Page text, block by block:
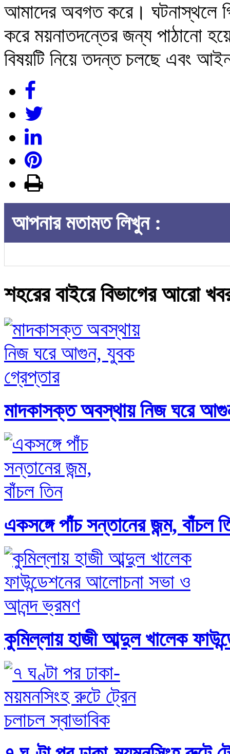
আমাদের অবগত করে। ঘটনাস্থলে
করে ময়নাতদন্তের জন্য পাঠানো
বিষয়টি নিয়ে তদন্ত চলছে এবং
আপনার মতামত লিখুন :
শহরের বাইরে বিভাগের আরো
মাদকাসক্ত অবস্থায় নিজ ঘরে
একসঙ্গে পাঁচ সন্তানের জন্ম, বাঁচল
কুমিল্লায় হাজী আব্দুল খালেক